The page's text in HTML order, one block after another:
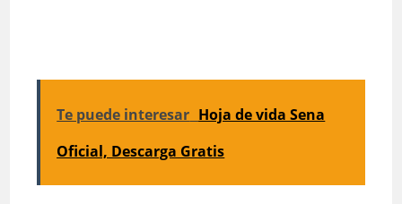
Te puede interesar Hoja de vida Sena
Oficial, Descarga Gratis